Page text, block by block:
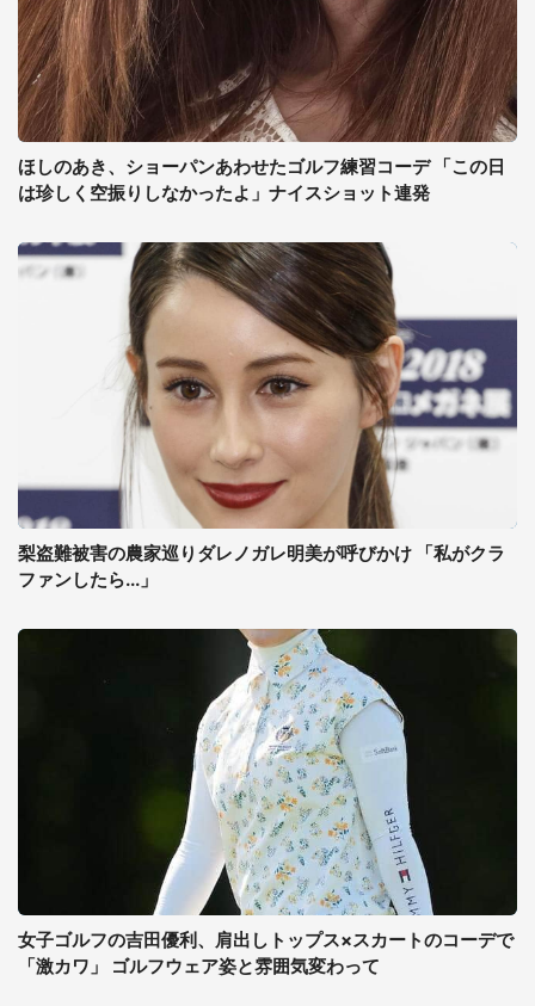
ほしのあき、ショーパンあわせたゴルフ練習コーデ 「この日
は珍しく空振りしなかったよ」ナイスショット連発
梨盗難被害の農家巡りダレノガレ明美が呼びかけ 「私がクラ
ファンしたら...」
女子ゴルフの吉田優利、肩出しトップス×スカートのコーデで
「激カワ」 ゴルフウェア姿と雰囲気変わって